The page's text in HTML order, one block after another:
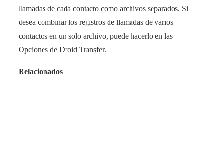
llamadas de cada contacto como archivos separados. Si
desea combinar los registros de llamadas de varios
contactos en un solo archivo, puede hacerlo en las
Opciones de Droid Transfer.
Relacionados